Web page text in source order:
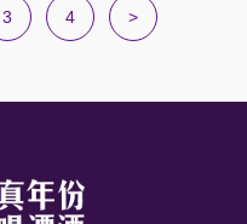
命名基本上是按照颜色
中两款姊妹酒就是红潭
3 4 >